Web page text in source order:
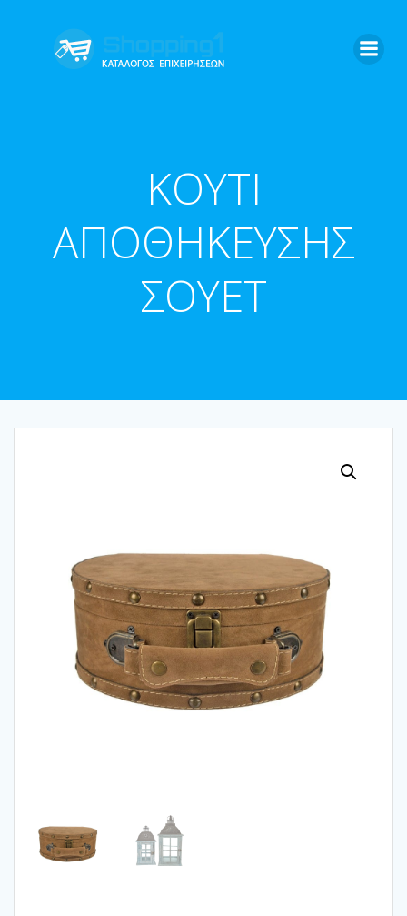
ΚΟΥΤΙ
ΑΠΟΘΗΚΕΥΣΗΣ
ΣΟΥΕΤ